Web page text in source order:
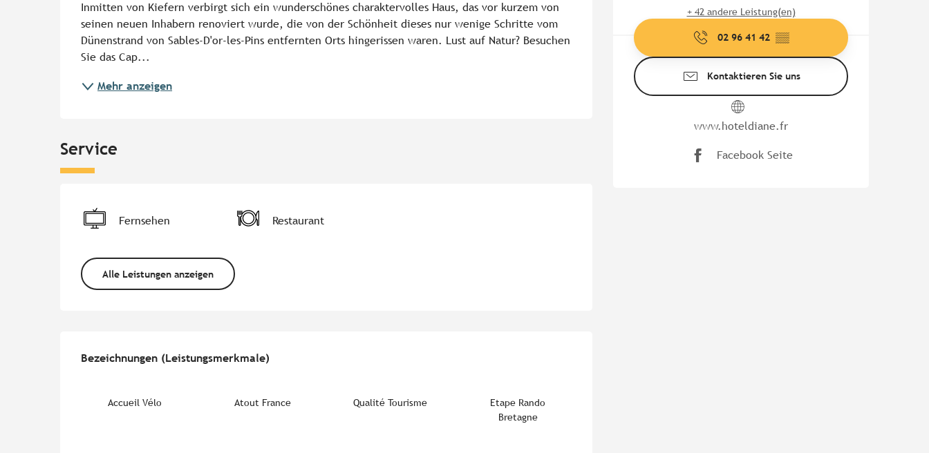
+ 42 andere Leistung(en)
02 96 41 42 ▒▒
Kontaktieren Sie uns
www.hoteldiane.fr
Facebook Seite
Inmitten von Kiefern verbirgt sich ein wunderschönes charaktervolles Haus, das vor kurzem von
seinen neuen Inhabern renoviert wurde, die von der Schönheit dieses nur wenige Schritte vom
Dünenstrand von Sables-D'or-les-Pins entfernten Orts hingerissen waren. Lust auf Natur? Besuchen
Sie das Cap...
Mehr anzeigen
Service
Fernsehen Restaurant
Alle Leistungen anzeigen
Bezeichnungen (Leistungsmerkmale)
Bezeichnungen (Leistungsmerkmale)
Accueil Vélo Atout France Qualité Tourisme
Etape Rando
Bretagne